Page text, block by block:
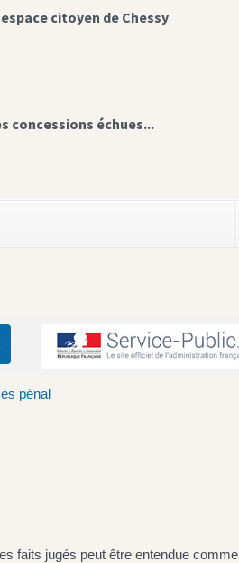
citoyen de Chessy
concessions échues...
pénal
faits jugés peut être entendue comme